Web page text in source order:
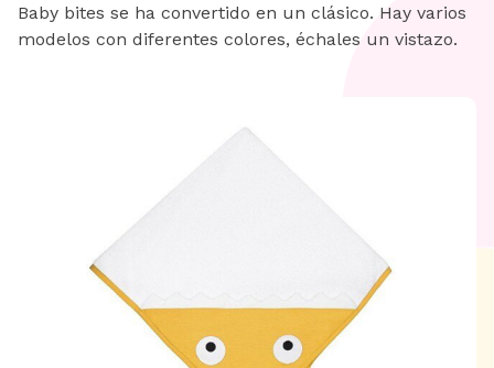
Baby bites se ha convertido en un clásico. Hay varios
modelos con diferentes colores, échales un vistazo.